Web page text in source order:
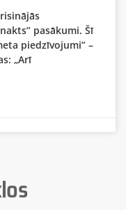
pasākumi. Šī
piedzīvojumi” –
„Arī